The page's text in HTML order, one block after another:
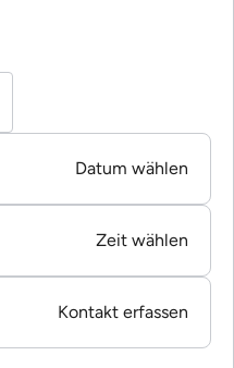
Datum wählen
Zeit wählen
Kontakt erfassen